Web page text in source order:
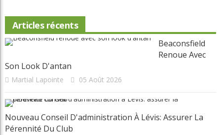
Articles récents
Beaconsfield
Renoue Avec
Son Look D'antan
Martial Lapointe 05 Août 2026
Nouveau Conseil D'administration À Lévis: Assurer La
Pérennité Du Club